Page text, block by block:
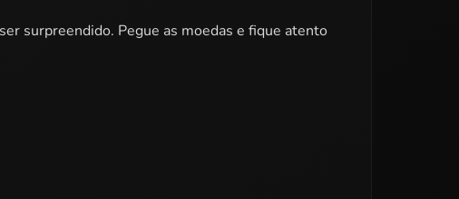
surpreendido. Pegue as moedas e fique atento